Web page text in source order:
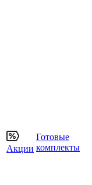
Акции
Готовые
комплекты